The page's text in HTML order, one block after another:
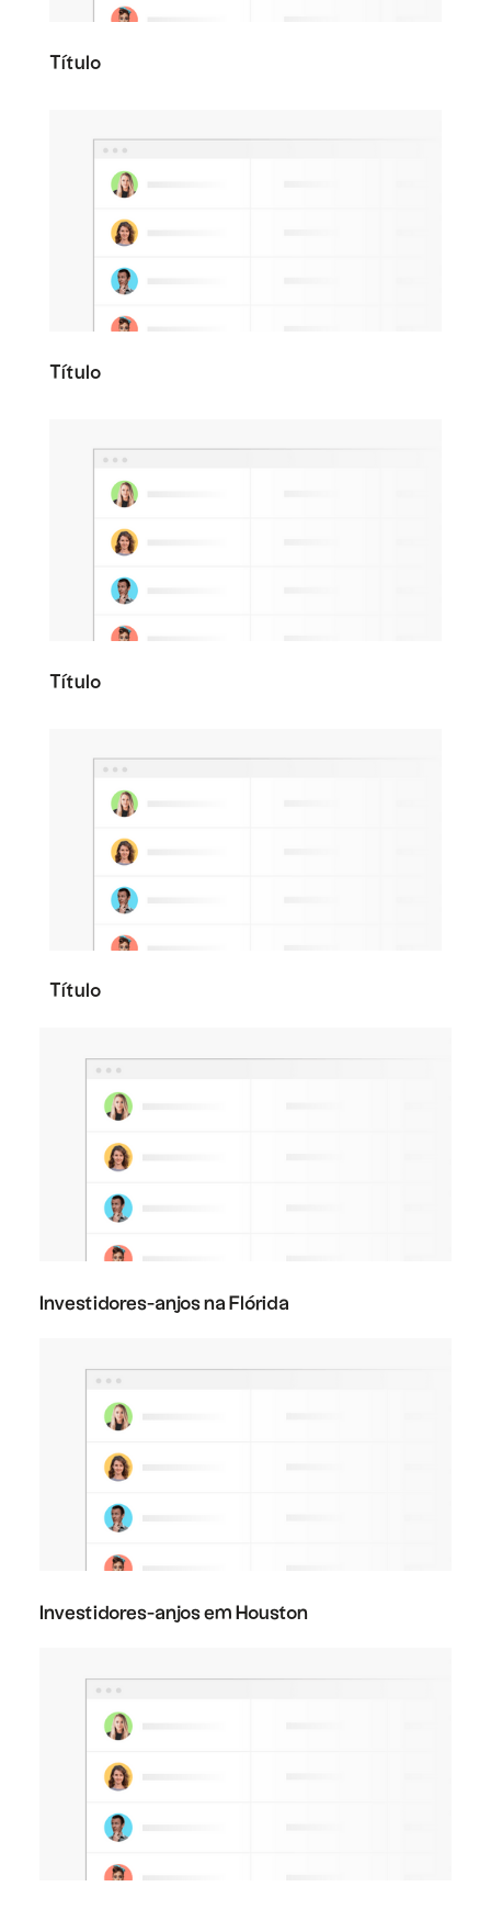
Título
Título
Título
Título
Investidores-anjos na Flórida
Investidores-anjos em Houston